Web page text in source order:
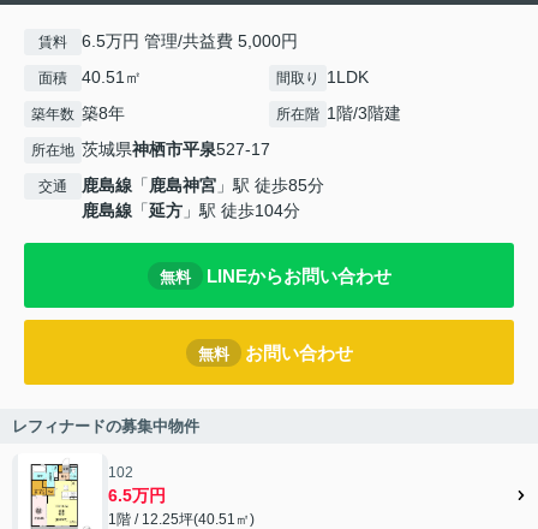
賃料 6.5万円 管理/共益費 5,000円
面積 40.51㎡ 間取り 1LDK
築年数 築8年 所在階 1階/3階建
所在地 茨城県神栖市平泉527-17
交通 鹿島線 「鹿島神宮 」駅 徒歩85分
鹿島線 「延方 」駅 徒歩104分
無料 LINEからお問い合わせ
無料 お問い合わせ
レフィナードの募集中物件
102
6.5万円
1階 / 12.25坪(40.51㎡)